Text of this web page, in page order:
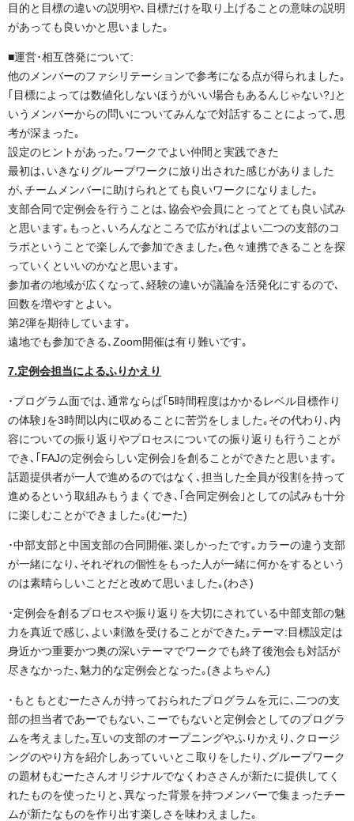
目的と目標の違いの説明や､目標だけを取り上げることの意味の説明
があっても良いかと思いました｡
■運営･相互啓発について:
他のメンバーのファシリテーションで参考になる点が得られました｡
｢目標によっては数値化しないほうがいい場合もあるんじゃない?｣と
いうメンバーからの問いについてみんなで対話することによって､思
考が深まった｡
設定のヒントがあった｡ワークでよい仲間と実践できた
最初は､いきなりグループワークに放り出された感じがありました
が､チームメンバーに助けられとても良いワークになりました｡
支部合同で定例会を行うことは､協会や会員にとってとても良い試み
と思います｡もっと､いろんなところで広がればよい二つの支部のコ
ラボということで楽しんで参加できました｡色々連携できることを探
っていくといいのかなと思います｡
参加者の地域が広くなって､経験の違いが議論を活発化にするので､
回数を増やすとよい｡
第2弾を期待しています｡
遠地でも参加できる､Zoom開催は有り難いです｡
7.定例会担当によるふりかえり
･プログラム面では､通常ならば｢5時間程度はかかるレベル目標作り
の体験｣を3時間以内に収めることに苦労をしました｡その代わり､内
容についての振り返りやプロセスについての振り返りも行うことが
でき､｢FAJの定例会らしい定例会｣を創ることができたと思います｡
話題提供者が一人で進めるのではなく､担当した全員が役割を持って
進めるという取組みもうまくでき､｢合同定例会｣としての試みも十分
に楽しむことができました｡(むーた)
･中部支部と中国支部の合同開催､楽しかったです｡カラーの違う支部
が一緒になり､それぞれの個性をもった人が一緒に何かをするという
のは素晴らしいことだと改めて思いました｡(わさ)
･定例会を創るプロセスや振り返りを大切にされている中部支部の魅
力を真近で感じ､よい刺激を受けることができた｡テーマ:目標設定は
身近かつ重要かつ奥の深いテーマでワークでも終了後泡会も対話が
尽きなかった､魅力的な定例会となった｡(きよちゃん)
･もともとむーたさんが持っておられたプログラムを元に､二つの支
部の担当者であーでもない､こーでもないと定例会としてのプログラ
ムを考えました｡互いの支部のオープニングやふりかえり､クロージ
ングのやり方を紹介しあっていいとこ取りをしたり､グループワーク
の題材もむーたさんオリジナルでなくわささんが新たに提供してく
れたものを使ったりと､異なった背景を持つメンバーで集まったチー
ムが新たなものを作り出す楽しさを味わえました｡